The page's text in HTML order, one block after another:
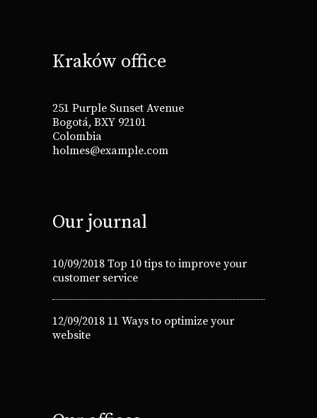
Kraków office
251 Purple Sunset Avenue
Bogotá, BXY 92101
Colombia
holmes@example.com
Our journal
10/09/2018 Top 10 tips to improve your
customer service
12/09/2018 11 Ways to optimize your
website